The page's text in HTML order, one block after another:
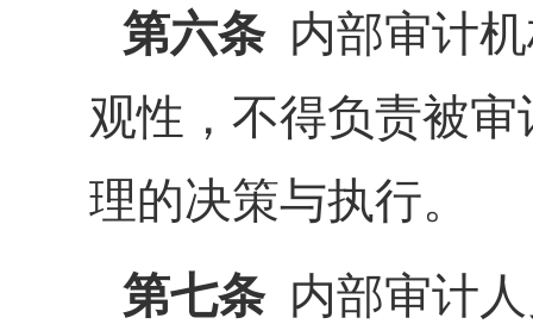
第六条内部审计机
观性，不得负责被
理的决策与执行。
第七条内部审计人